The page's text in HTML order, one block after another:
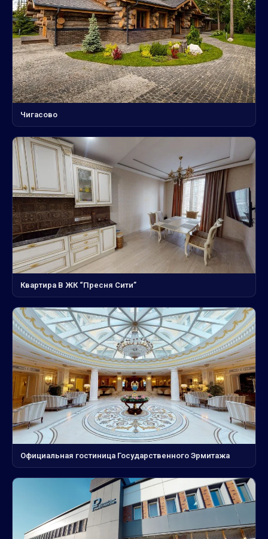
Чигасово
Квартира В ЖК “Пресня Сити”
Официальная гостиница Государственного Эрмитажа